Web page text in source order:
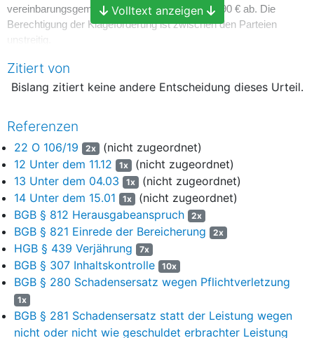
vereinbarungsgemäß eine Fracht i.H.v. 22.092,90 € ab. Die
Berechtigung der Klageforderung ist zwischen den Parteien
unstreitig.
Die Parteien vereinbarten die Transportaufträge stets
telefonisch. Im Nachgang zu dieser mündlichen Vereinbarung
übersandte die Beklagte dem Kläger stets eine
AVB: Für diesen von der D.-GmbH erteilten Frachtauftrag
gelten ergänzend die Allgemeinen Vertragsbedingungen für
Transportleistungen (AVB) der D.-GmbH in ihrer Fassung vom
01.11.2016 abrufbar unter https://www.00000.de
Unter der Überschrift „Ladehilfsmittel“ fand sich zudem
folgender Hinweis:
Sofern keine abweichende schriftliche Vereinbarung getroffen
worden ist, gelten folgende Regelungen zum Tausch von
Lademitteln (Europaletten, Gitterboxen, Düsseldorfer-
Paletten). Der AN hat die Lademittel sowohl an der
Volltext anzeigen
Zitiert von
Bislang zitiert keine andere Entscheidung dieses Urteil.
Referenzen
22 O 106/19 2x (nicht zugeordnet)
12 Unter dem 11.12
1x (nicht zugeordnet)
13 Unter dem 04.03
1x (nicht zugeordnet)
14 Unter dem 15.01
1x (nicht zugeordnet)
BGB § 812 Herausgabeanspruch
2x
BGB § 821 Einrede der Bereicherung 2x
HGB § 439 Verjährung 7x
BGB § 307 Inhaltskontrolle 10x
BGB § 280 Schadensersatz wegen Pflichtverletzung
1x
BGB § 281 Schadensersatz statt der Leistung wegen
nicht oder nicht wie geschuldet erbrachter Leistung